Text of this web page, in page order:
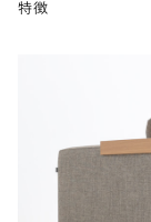
特徴